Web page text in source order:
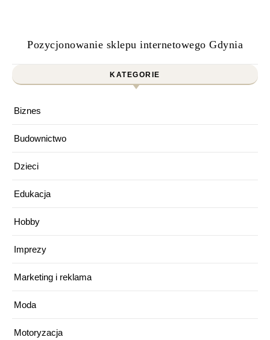
Pozycjonowanie sklepu internetowego Gdynia
KATEGORIE
Biznes
Budownictwo
Dzieci
Edukacja
Hobby
Imprezy
Marketing i reklama
Moda
Motoryzacja